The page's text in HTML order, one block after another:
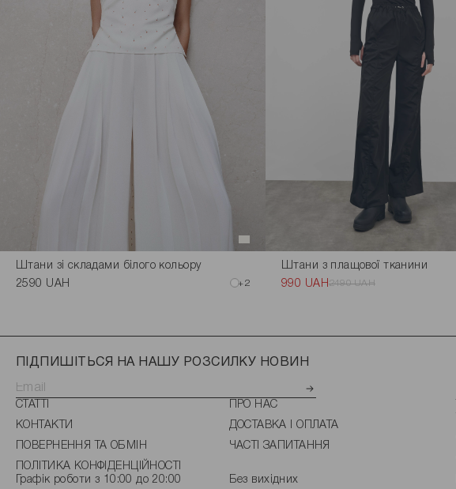
Штани зі складами білого кольору
2590 UAH
+2
Штани з плащової тканини
990 UAH2490 UAH
ПІДПИШІТЬСЯ НА НАШУ РОЗСИЛКУ НОВИН
СТАТТІ
ПРО НАС
КОНТАКТИ
ДОСТАВКА І ОПЛАТА
ПОВЕРНЕННЯ ТА ОБМІН
ЧАСТІ ЗАПИТАННЯ
ПОЛІТИКА КОНФІДЕНЦІЙНОСТІ
Графік роботи з 10:00 до 20:00
Без вихідних